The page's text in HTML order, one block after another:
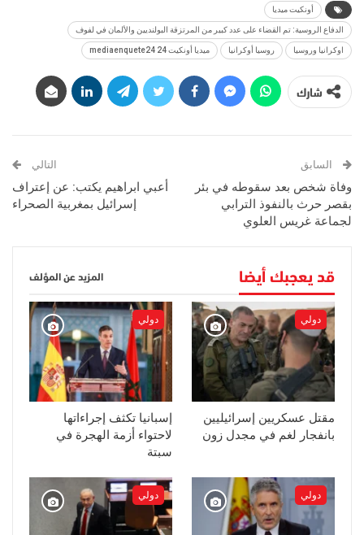
أونكيت ميديا
الدفاع الروسية: تم القضاء على عدد كبير من المرتزقة البولنديين والألمان في لفوف
اوكرانيا وروسيا روسيا أوكرانيا ميديا أونكيت 24 mediaenquete24
شارك
السابق
وفاة شخص بعد سقوطه في بئر
بقصر حرث بالنفوذ الترابي
لجماعة غريس العلوي
التالي
أعبي ابراهيم يكتب: عن إعتراف
إسرائيل بمغربية الصحراء
قد يعجبك أيضا المزيد عن المؤلف
دولي
مقتل عسكريين إسرائيليين
بانفجار لغم في مجدل زون
دولي
إسبانيا تكثف إجراءاتها
لاحتواء أزمة الهجرة في
سبتة
دولي دولي